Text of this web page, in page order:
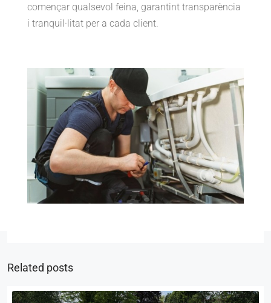
començar qualsevol feina, garantint transparència
i tranquil·litat per a cada client.
Related posts